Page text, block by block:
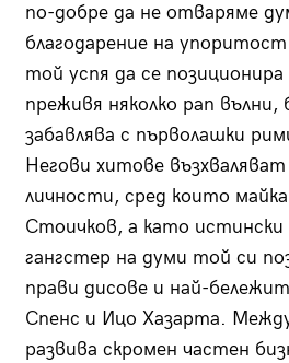
по-добре да не отваряме
благодарение на
той успя да се позиционира
преживя няколко рап вълни,
забавлява с първолашки
Негови хитове
личности, сред които
Стоичков, а като истински
гангстер на думи той си
прави дисове и най-
Спенс и Ицо Хазарта.
развива скромен частен